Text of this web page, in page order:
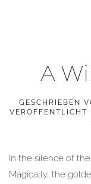
A
GESCHRIEBEN
VERÖFFENTLICHT
In the silence of
Magically, the